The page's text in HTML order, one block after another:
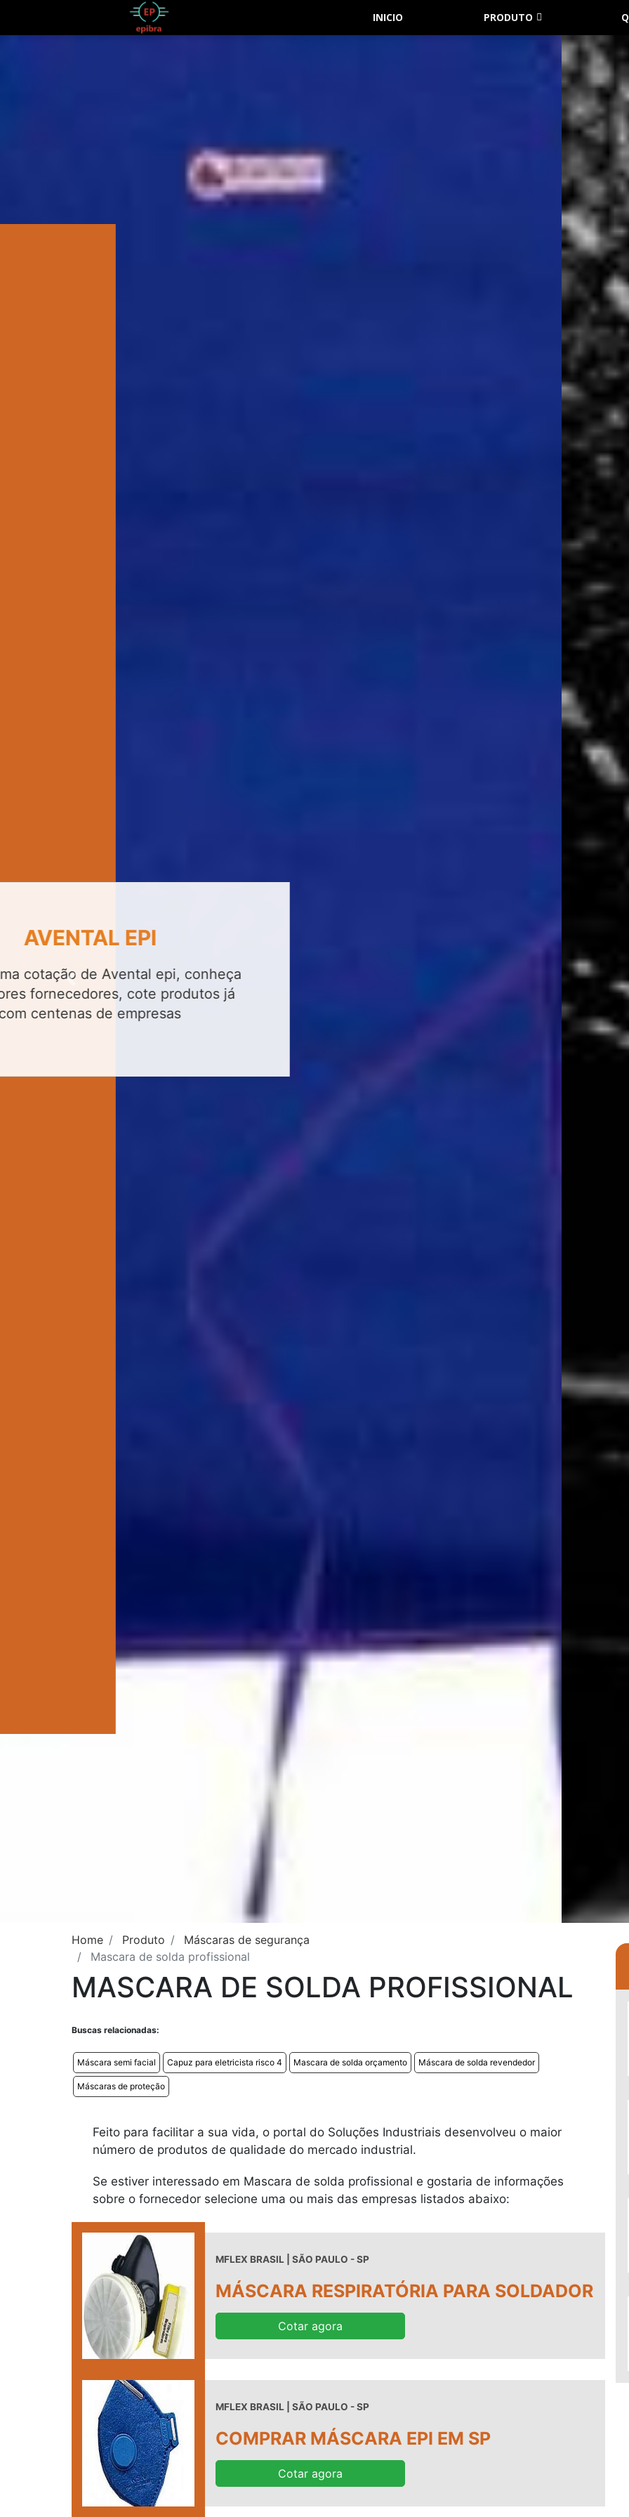
INICIO PRODUTO
BOTAS DE SEGURANÇA
Realize uma cotação de Botas de segurança,
produtos já com centenas de empresas
Previous
Home Produto
Máscaras de segurança
Mascara de solda profissional
MASCARA DE SOLDA PROFISSIONAL
Buscas relacionadas:
Máscara semi facial Capuz para eletricista risco 4 Mascara de solda orçamento Máscara de solda revendedor
Máscaras de proteção
Feito para facilitar a sua vida, o portal do Soluções Industriais desenvolveu o maior
número de produtos de qualidade do mercado industrial.
Se estiver interessado em Mascara de solda profissional e gostaria de informações
sobre o fornecedor selecione uma ou mais das empresas listados abaixo:
MFLEX BRASIL | SÃO PAULO - SP
MÁSCARA RESPIRATÓRIA PARA SOLDADOR
Cotar agora
MFLEX BRASIL | SÃO PAULO - SP
COMPRAR MÁSCARA EPI EM SP
Cotar agora